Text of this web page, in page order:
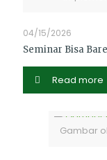
04/15/2026
Seminar Bisa
Read more
Gambar